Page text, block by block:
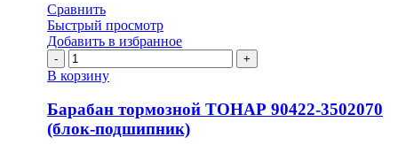
Сравнить
Быстрый просмотр
Добавить в избранное
Количество
товара
Барабан
тормозной
ТОНАР
90422-
В корзину
Барабан тормозной ТОНАР 90422-3502070
(блок-подшипник)